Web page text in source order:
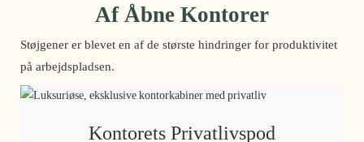
Af Åbne Kontorer
Støjgener er blevet en af ​​de største hindringer for produktivitet
på arbejdspladsen.
Kontorets Privatlivspod